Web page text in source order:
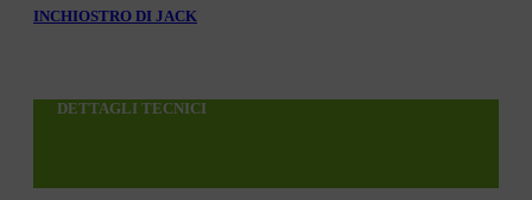
INCHIOSTRO DI JACK
DETTAGLI TECNICI